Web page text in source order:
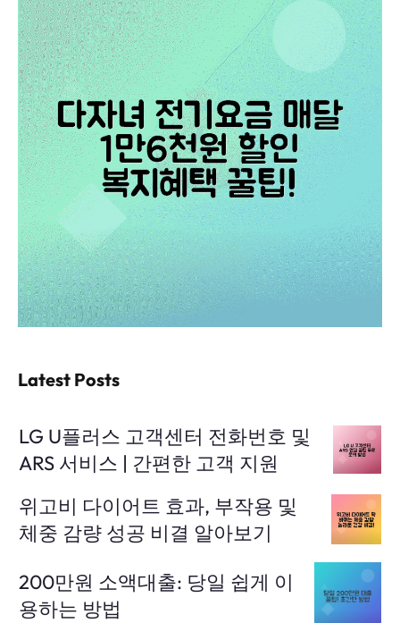
Latest Posts
LG U플러스 고객센터 전화번호 및
ARS 서비스 | 간편한 고객 지원
위고비 다이어트 효과, 부작용 및
체중 감량 성공 비결 알아보기
200만원 소액대출: 당일 쉽게 이
용하는 방법